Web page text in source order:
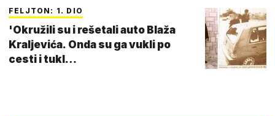
FELJTON: 1. DIO
'Okružili su i rešetali auto Blaža
Kraljevića. Onda su ga vukli po
cesti i tukl…